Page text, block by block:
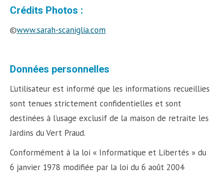
Crédits Photos :
©www.sarah-scaniglia.com
Données personnelles
L’utilisateur est informé que les informations recueillies
sont tenues strictement confidentielles et sont
destinées à l’usage exclusif de la maison de retraite les
Jardins du Vert Praud.
Conformément à la loi « Informatique et Libertés » du
6 janvier 1978 modifiée par la loi du 6 août 2004